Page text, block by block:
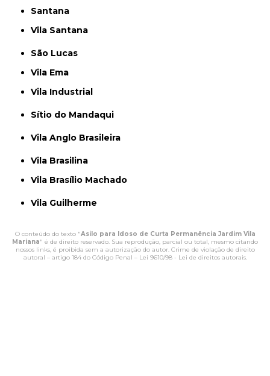
Santana
Vila Santana
São Lucas
Vila Ema
Vila Industrial
Sítio do Mandaqui
Vila Anglo Brasileira
Vila Brasilina
Vila Brasílio Machado
Vila Guilherme
O conteúdo do texto "Asilo para Idoso de Curta Permanência Jardim Vila
Mariana" é de direito reservado. Sua reprodução, parcial ou total, mesmo citando
nossos links, é proibida sem a autorização do autor. Crime de violação de direito
autoral – artigo 184 do Código Penal – Lei 9610/98 - Lei de direitos autorais.